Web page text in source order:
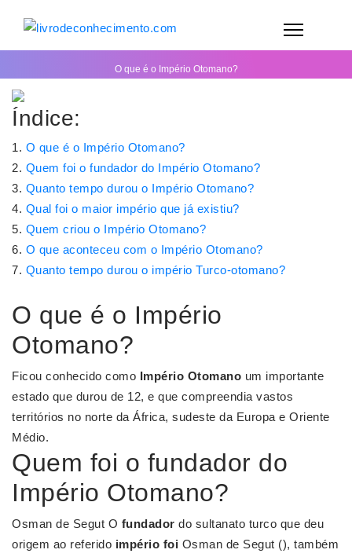
O que é o Império Otomano?
Índice:
O que é o Império Otomano?
Quem foi o fundador do Império Otomano?
Quanto tempo durou o Império Otomano?
Qual foi o maior império que já existiu?
Quem criou o Império Otomano?
O que aconteceu com o Império Otomano?
Quanto tempo durou o império Turco-otomano?
O que é o Império
Otomano?
Ficou conhecido como Império Otomano um importante
estado que durou de 12, e que compreendia vastos
territórios no norte da África, sudeste da Europa e Oriente
Médio.
Quem foi o fundador do
Império Otomano?
Osman de Segut O fundador do sultanato turco que deu
origem ao referido império foi Osman de Segut (), também